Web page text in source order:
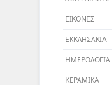
ΕΙΚΟΝΕΣ
ΕΚΚΛΗΣΑΚΙΑ
ΗΜΕΡΟΛΟΓΙΑ
ΚΕΡΑΜΙΚΑ